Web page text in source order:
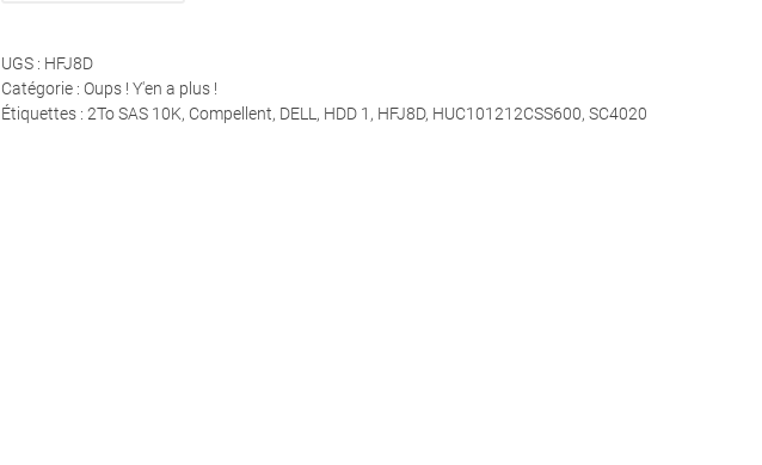
UGS : HFJ8D
Catégorie : Oups ! Y'en a plus !
Étiquettes : 2To SAS 10K, Compellent, DELL , HDD 1 , HFJ8D, HUC101212CSS600, SC4020